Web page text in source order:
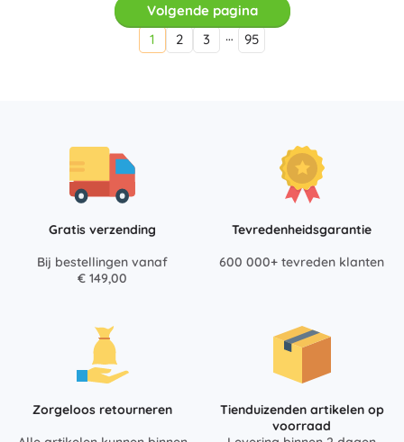
Volgende pagina
1
2 3 … 95
Gratis verzending
Bij bestellingen vanaf
€ 149,00
Tevredenheidsgarantie
600 000+ tevreden klanten
Zorgeloos retourneren
Tienduizenden artikelen op
voorraad